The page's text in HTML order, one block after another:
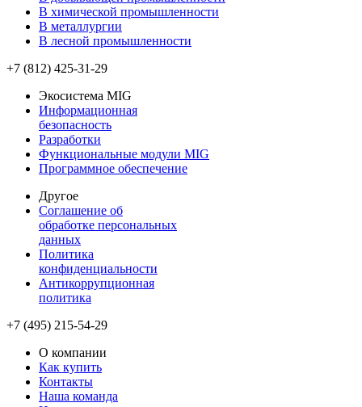
В химической промышленности
В металлургии
В лесной промышленности
+7 (812) 425-31-29
Экосистема MIG
Информационная
безопасность
Разработки
Функциональные модули MIG
Программное обеспечение
Другое
Соглашение об
обработке персональных
данных
Политика
конфиденциальности
Антикоррупционная
политика
+7 (495) 215-54-29
О компании
Как купить
Контакты
Наша команда